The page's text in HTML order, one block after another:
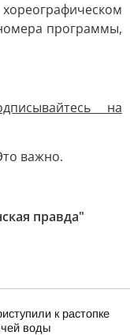
программы,
на
важно.
правда"
к растопке
воды